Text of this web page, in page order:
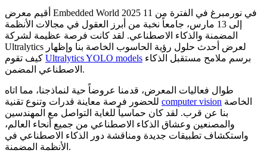
أقيم معرض Embedded World 2025 في نورمبرغ في الفترة من 11
إلى 13 مارس، جامعاً نخبة من أبرز العقول في مجالات الأنظمة
المضمنة والذكاء الاصطناعي. لقد كانت فرصة عظيمة لشركة
Ultralytics لعرض أحدث حلول رؤية الحاسوب الخاصة بنا وإظهار
Ultralytics YOLO models
الاصطناعي المضمن.
طوال فعاليات المعرض، قدمنا عروضاً حية لنماذجنا، مما اتاه
computer vision
بنا عن قرب. لقد كان حماسياً للغاية التواصل مع المهندسين
والمصنعين وعشاق الذكاء الاصطناعي من جميع أنحاء العالم،
واستكشاف تطبيقات جديدة ومناقشة دور الذكاء الاصطناعي في
الأنظمة المضمنة.